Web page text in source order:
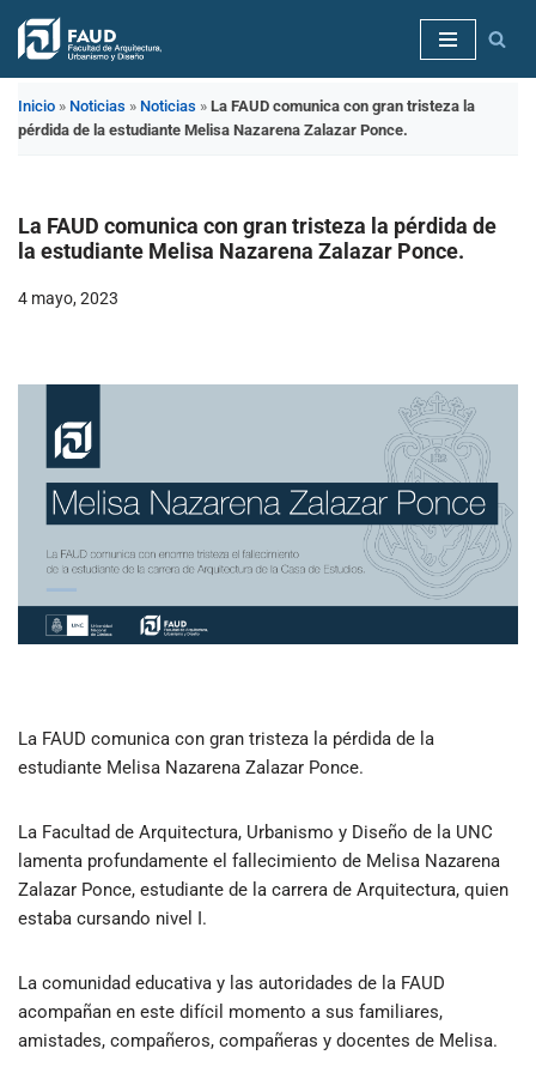
Saltar
contenido
Inicio » Noticias » Noticias » La FAUD comunica con gran tristeza la
pérdida de la estudiante Melisa Nazarena Zalazar Ponce.
La FAUD comunica con gran tristeza la pérdida de
la estudiante Melisa Nazarena Zalazar Ponce.
4 mayo, 2023
La FAUD comunica con gran tristeza la pérdida de la
estudiante Melisa Nazarena Zalazar Ponce.
La Facultad de Arquitectura, Urbanismo y Diseño de la UNC
lamenta profundamente el fallecimiento de Melisa Nazarena
Zalazar Ponce, estudiante de la carrera de Arquitectura, quien
estaba cursando nivel I.
La comunidad educativa y las autoridades de la FAUD
acompañan en este difícil momento a sus familiares,
amistades, compañeros, compañeras y docentes de Melisa.